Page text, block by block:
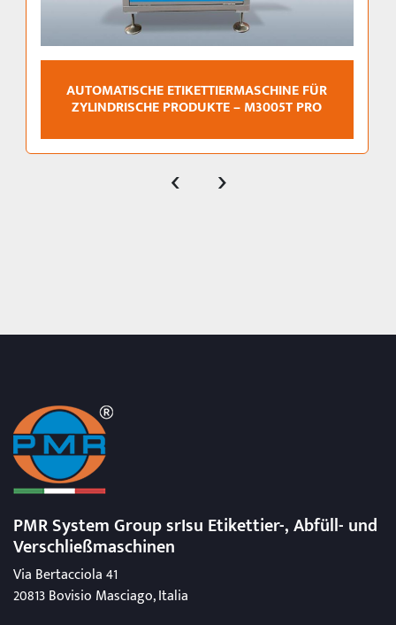
AUTOMATISCHE ETIKETTIERMASCHINE FÜR
ZYLINDRISCHE PRODUKTE – M3005T PRO
‹ ›
PMR System Group srIsu Etikettier-, Abfüll- und
Verschließmaschinen
Via Bertacciola 41
20813 Bovisio Masciago, Italia